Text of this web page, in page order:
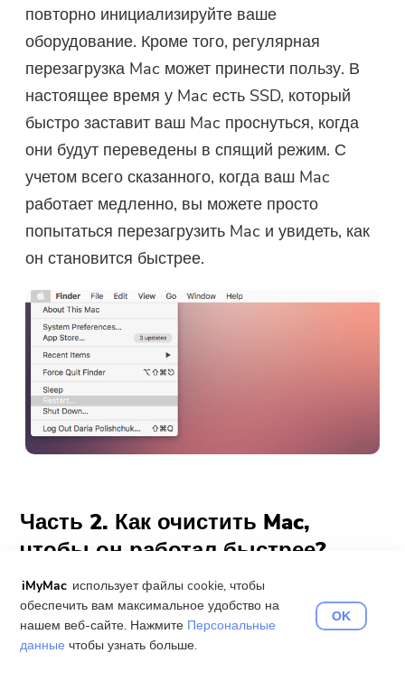
повторно инициализируйте ваше
оборудование. Кроме того, регулярная
перезагрузка Mac может принести пользу. В
настоящее время у Mac есть SSD, который
быстро заставит ваш Mac проснуться, когда
они будут переведены в спящий режим. С
учетом всего сказанного, когда ваш Mac
работает медленно, вы можете просто
попытаться перезагрузить Mac и увидеть, как
он становится быстрее.
Часть 2. Как очистить Mac,
чтобы он работал быстрее?
Как очистить Mac, чтобы он работал быстрее?
Есть еще один способ сделать это —
загрузить стороннее программное
iMyMac использует файлы cookie, чтобы
обеспечить вам максимальное удобство на
нашем веб-сайте. Нажмите Персональные
данные чтобы узнать больше.
OK